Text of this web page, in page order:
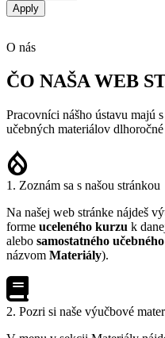
O nás
ČO NAŠA WEB
Pracovníci nášho ústavu majú
učebných materiálov dlhoročné
1. Zoznám sa s našou stránkou
Na našej web stránke nájdeš
forme uceleného kurzu k
alebo samostatného
názvom Materiály).
2. Pozri si naše výučbové